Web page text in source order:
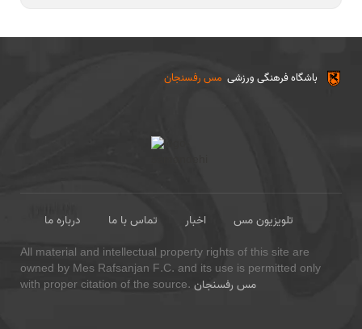
مس رفسنجان باشگاه فرهنگی ورزشی
درباره ما تماس با ما اخبار
تلویزیون مس
All material and intellectual property rights of this site are
owned by Mes Rafsanjan F.C. and its use is permitted only
with proper citation of the source. مس رفسنجان